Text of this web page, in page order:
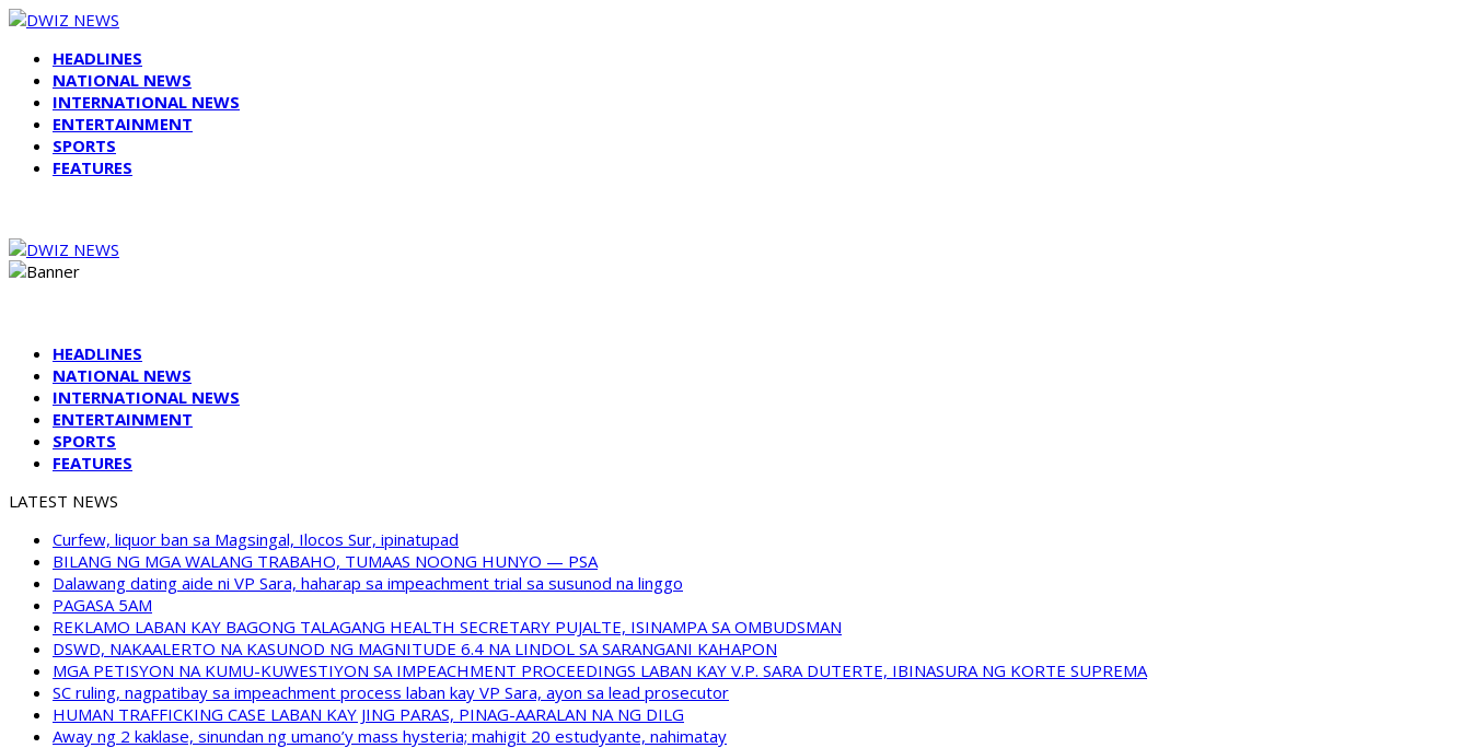
HEADLINES
NATIONAL NEWS
INTERNATIONAL NEWS
ENTERTAINMENT
SPORTS
FEATURES
HEADLINES
NATIONAL NEWS
INTERNATIONAL NEWS
ENTERTAINMENT
SPORTS
FEATURES
LATEST NEWS
Curfew, liquor ban sa Magsingal, Ilocos Sur, ipinatupad
BILANG NG MGA WALANG TRABAHO, TUMAAS NOONG HUNYO — PSA
Dalawang dating aide ni VP Sara, haharap sa impeachment trial sa susunod na linggo
PAGASA 5AM
REKLAMO LABAN KAY BAGONG TALAGANG HEALTH SECRETARY PUJALTE, ISINAMPA SA OMBUDSMAN
DSWD, NAKAALERTO NA KASUNOD NG MAGNITUDE 6.4 NA LINDOL SA SARANGANI KAHAPON
MGA PETISYON NA KUMU-KUWESTIYON SA IMPEACHMENT PROCEEDINGS LABAN KAY V.P. SARA DUTERTE, IBINASURA NG KORTE SUPREMA
SC ruling, nagpatibay sa impeachment process laban kay VP Sara, ayon sa lead prosecutor
HUMAN TRAFFICKING CASE LABAN KAY JING PARAS, PINAG-AARALAN NA NG DILG
Away ng 2 kaklase, sinundan ng umano’y mass hysteria; mahigit 20 estudyante, nahimatay